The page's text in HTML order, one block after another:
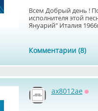
Всем Добрый день !
исполнителя этой
Януарий" Италия
Комментарии (8)
ax8012ae